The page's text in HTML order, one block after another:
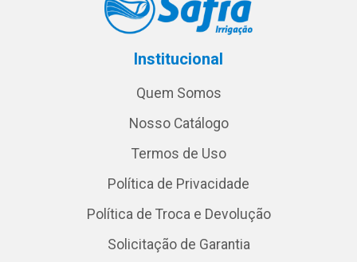
Institucional
Quem Somos
Nosso Catálogo
Termos de Uso
Política de Privacidade
Política de Troca e Devolução
Solicitação de Garantia